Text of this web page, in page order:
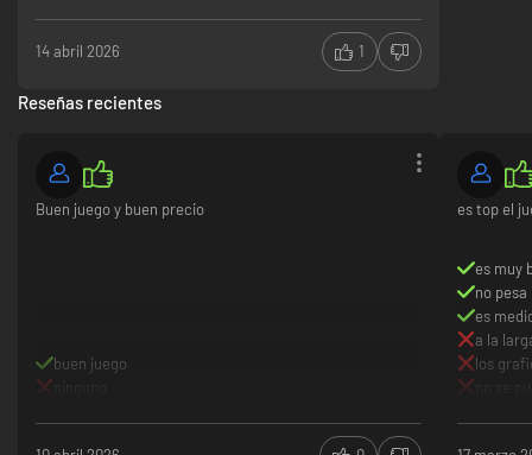
14 abril 2026 1
Reseñas recientes
Buen juego y buen precio
buen juego
es top el
es muy
no pesa
es
a la
los